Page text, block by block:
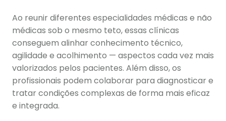
Ao reunir diferentes especialidades médicas e não
médicas sob o mesmo teto, essas clínicas
conseguem alinhar conhecimento técnico,
agilidade e acolhimento — aspectos cada vez mais
valorizados pelos pacientes. Além disso, os
profissionais podem colaborar para diagnosticar e
tratar condições complexas de forma mais eficaz
e integrada.